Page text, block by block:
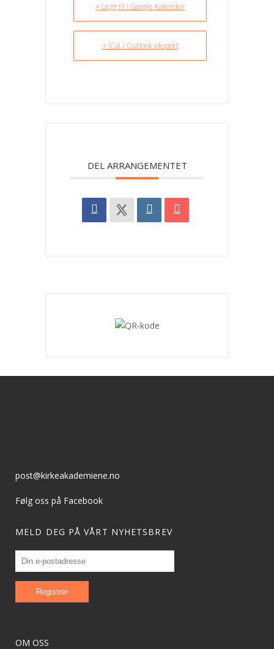
+ Legg til i Google Kalender
+ iCal / Outlook eksport
DEL ARRANGEMENTET
post@kirkeakademiene.no
Følg oss på Facebook
MELD DEG PÅ VÅRT NYHETSBREV
OM OSS